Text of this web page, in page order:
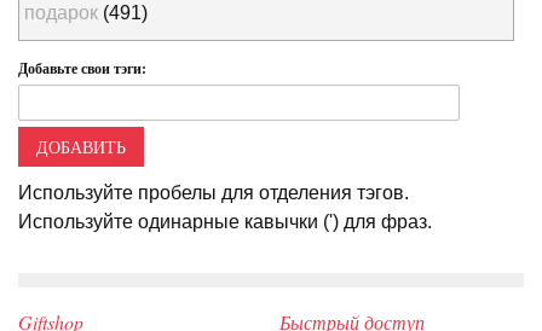
подарок (491)
Добавьте свои тэги:
ДОБАВИТЬ
Используйте пробелы для отделения тэгов.
Используйте одинарные кавычки (') для фраз.
Giftshop Быстрый доступ